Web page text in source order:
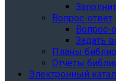
Вопрос-ответ
Вопрос-
Задать
Планы
Отчеты
Электронный